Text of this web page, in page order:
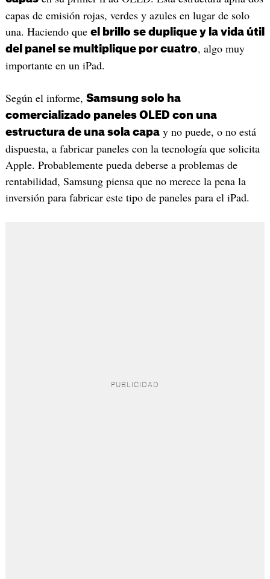
capas de emisión rojas, verdes y azules en lugar de solo
una. Haciendo que el brillo se duplique y la vida útil
del panel se multiplique por cuatro, algo muy
importante en un iPad.
Según el informe, Samsung solo ha
comercializado paneles OLED con una
estructura de una sola capay no puede, o no está
dispuesta, a fabricar paneles con la tecnología que solicita
Apple. Probablemente pueda deberse a problemas de
rentabilidad, Samsung piensa que no merece la pena la
inversión para fabricar este tipo de paneles para el iPad.